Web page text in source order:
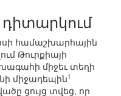
համաշխարհային
Թուրքիայի
միջեւ տեղի
միջադեպին1
ցույց տվեց, որ